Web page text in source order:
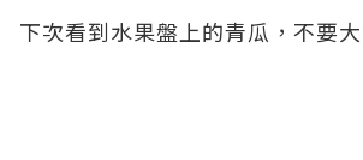
下次看到水果盤上的青瓜，不要大